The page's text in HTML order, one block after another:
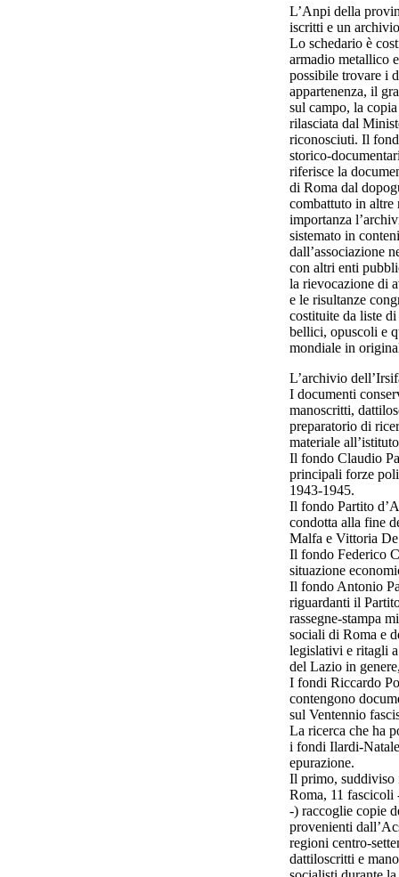
L’Anpi della
iscritti e un
Lo schedario è
armadio metallico
possibile trovare i
appartenenza, il
sul campo, la
rilasciata dal
riconosciuti. Il
storico-
riferisce la
di Roma dal
combattuto in altre
importanza
sistemato in
dall’associazione
con altri enti
la rievocazione di
e le risultanze
costituite da liste
bellici, opuscoli e
mondiale in
L’archivio
I documenti
manoscritti,
preparatorio di
materiale
Il fondo Claudio
principali forze
1943-1945.
Il fondo Partito
condotta alla fine
Malfa e Vittoria
Il fondo Federico
situazione
Il fondo Antonio
riguardanti il
rassegne-stampa
sociali di Roma e
legislativi e ritagli
del Lazio in
I fondi Riccardo
contengono
sul Ventennio
La ricerca che ha
i fondi Ilardi-
epurazione.
Il primo, suddiviso
Roma, 11 fascicoli
-) raccoglie copie
provenienti
regioni centro-
dattiloscritti e